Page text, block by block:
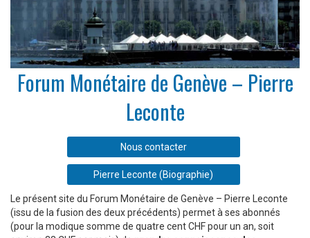
Forum Monétaire de Genève – Pierre
Leconte
Nous contacter
Pierre Leconte (Biographie)
Le présent site du Forum Monétaire de Genève – Pierre Leconte
(issu de la fusion des deux précédents) permet à ses abonnés
(pour la modique somme de quatre cent CHF pour un an, soit